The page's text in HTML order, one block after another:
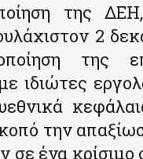
της
2
της
ιδιώτες
την
σε ένα